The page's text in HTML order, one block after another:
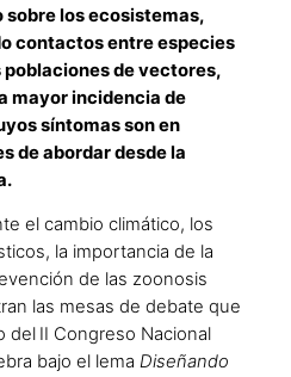
los ecosistemas,
contactos entre especies
de vectores,
mayor incidencia de
síntomas son en
de abordar desde la
el cambio climático, los
la importancia de la
de las zoonosis
las mesas de debate que
del II Congreso Nacional
bajo el lema Diseñando